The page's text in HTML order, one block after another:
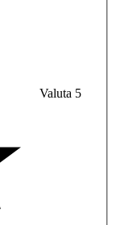
Valuta 5